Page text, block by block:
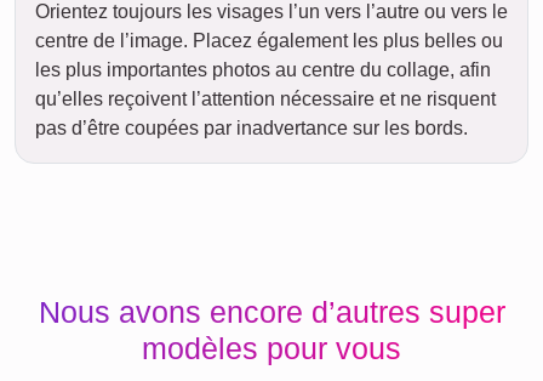
Orientez toujours les visages l’un vers l’autre ou vers le
centre de l’image. Placez également les plus belles ou
les plus importantes photos au centre du collage, afin
qu’elles reçoivent l’attention nécessaire et ne risquent
pas d’être coupées par inadvertance sur les bords.
Nous avons encore d’autres super
modèles pour vous